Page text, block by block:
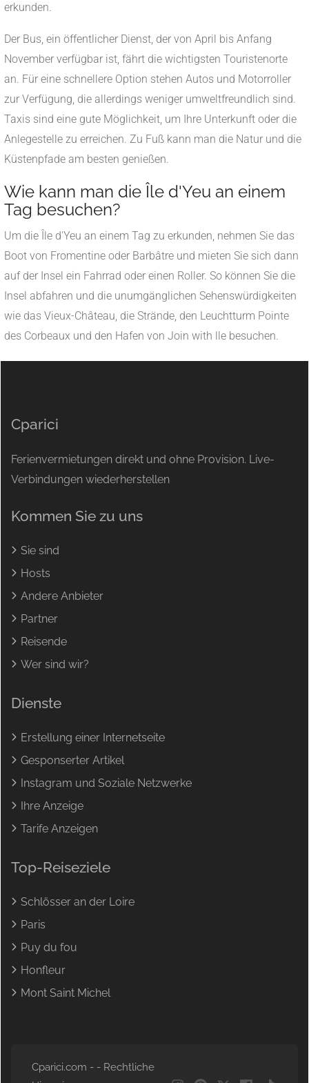
erkunden.
Der Bus, ein öffentlicher Dienst, der von April bis Anfang
November verfügbar ist, fährt die wichtigsten Touristenorte
an. Für eine schnellere Option stehen Autos und Motorroller
zur Verfügung, die allerdings weniger umweltfreundlich sind.
Taxis sind eine gute Möglichkeit, um Ihre Unterkunft oder die
Anlegestelle zu erreichen. Zu Fuß kann man die Natur und die
Küstenpfade am besten genießen.
Wie kann man die Île d'Yeu an einem
Tag besuchen?
Um die Île d'Yeu an einem Tag zu erkunden, nehmen Sie das
Boot von Fromentine oder Barbâtre und mieten Sie sich dann
auf der Insel ein Fahrrad oder einen Roller. So können Sie die
Insel abfahren und die unumgänglichen Sehenswürdigkeiten
wie das Vieux-Château, die Strände, den Leuchtturm Pointe
des Corbeaux und den Hafen von Join with lle besuchen.
Cparici
Ferienvermietungen direkt und ohne Provision. Live-
Verbindungen wiederherstellen
Kommen Sie zu uns
Sie sind
Hosts
Andere Anbieter
Partner
Reisende
Wer sind wir?
Dienste
Erstellung einer Internetseite
Gesponserter Artikel
Instagram und Soziale Netzwerke
Ihre Anzeige
Tarife Anzeigen
Top-Reiseziele
Schlösser an der Loire
Paris
Puy du fou
Honfleur
Mont Saint Michel
Cparici.com - - Rechtliche